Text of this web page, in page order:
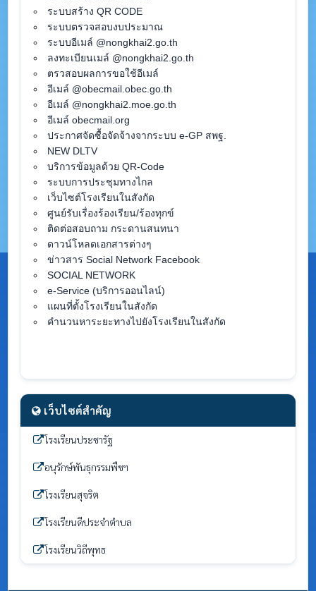
ระบบสร้าง QR CODE
ระบบตรวจสอบงบประมาณ
ระบบอีเมล์ @nongkhai2.go.th
ลงทะเบียนเมล์ @nongkhai2.go.th
ตรวสอบผลการขอใช้อีเมล์
อีเมล์ @obecmail.obec.go.th
อีเมล์ @nongkhai2.moe.go.th
อีเมล์ obecmail.org
ประกาศจัดซื้อจัดจ้างจากระบบ e-GP สพฐ.
NEW DLTV
บริการข้อมูลด้วย QR-Code
ระบบการประชุมทางไกล
เว็บไซต์โรงเรียนในสังกัด
ศูนย์รับเรื่องร้องเรียน/ร้องทุกข์
ติดต่อสอบถาม กระดานสนทนา
ดาวน์โหลดเอกสารต่างๆ
ข่าวสาร Social Network Facebook
SOCIAL NETWORK
e-Service (บริการออนไลน์)
แผนที่ตั้งโรงเรียนในสังกัด
คำนวนหาระยะทางไปยังโรงเรียนในสังกัด
เว็บไซต์สำคัญ
โรงเรียนประชารัฐ
อนุรักษ์พันธุกรรมพืชฯ
โรงเรียนสุจริต
โรงเรียนดีประจำตำบล
โรงเรียนวิถีพุทธ